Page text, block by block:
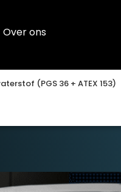
Over ons
(PGS 36 + ATEX 153)